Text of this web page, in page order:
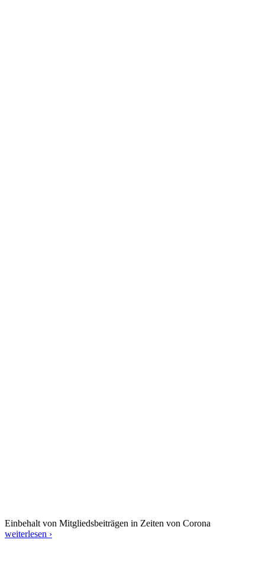
Einbehalt von Mitgliedsbeiträgen in Zeiten von Corona
weiterlesen ›